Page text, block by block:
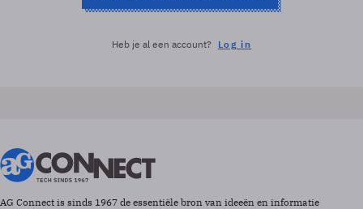
Heb je al een account? Log in
AG Connect is sinds 1967 de essentiële bron van ideeën en informatie